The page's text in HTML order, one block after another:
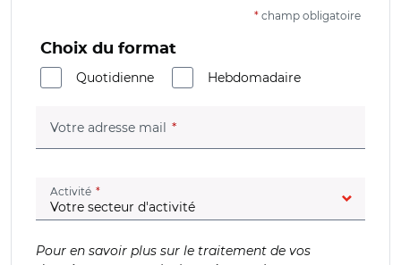
* champ obligatoire
Choix du format
Quotidienne
Hebdomadaire
Votre adresse mail (champ obligatoire)
Activité (champ obligatoire)
Pour en savoir plus sur le traitement de vos